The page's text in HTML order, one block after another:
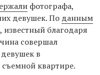
фотографа,
девушек. По данным
благодаря
совершал
в
квартире.